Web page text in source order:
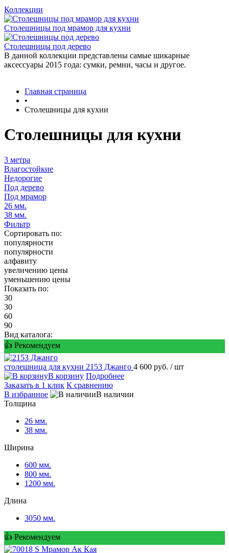
Коллекции
Столешницы под мрамор для кухни
Столешницы под дерево
В данной коллекции представлены самые шикарные
аксессуары 2015 года: сумки, ремни, часы и другое.
Главная страница
•
Столешницы для кухни
Столешницы для кухни
3 метра
Влагостойкие
Недорогие
Под дерево
Под мрамор
26 мм.
38 мм.
Фильтр
Сортировать по:
популярности
популярности
алфавиту
увеличению цены
уменьшению цены
Показать по:
30
30
60
90
Вид каталога:
👍 Рекомендуем
столешница для кухни 2153 Джанго 4 600 руб. / шт
В корзину Подробнее
Заказать в 1 клик К сравнению
В избранное
В наличии
Толщина
26 мм.
38 мм.
Ширина
600 мм.
800 мм.
1200 мм.
Длина
3050 мм.
👍 Рекомендуем